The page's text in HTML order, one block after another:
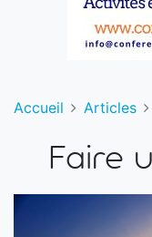
Accueil Articles
Faire